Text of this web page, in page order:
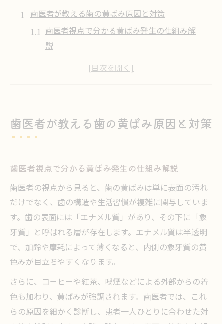
歯医者が教える歯の黄ばみ原因と対策
歯医者視点で分かる黄ばみ発生の仕組み解
説
歯の黄ばみの主な原因を歯医者がやさしく
は
歯医者が語る毎日磨いても黄ばむ真の原因
歯医者で判明する歯磨きだけでは落ちない
着色
歯医者が指摘する磨き方の見直しポイント
歯医者おすすめの歯間ケアと黄ばみ予防策
歯医者が説明する歯質や加齢の黄ばみ影響
手軽に試せる歯の黄ばみ除去方法とは
歯医者推奨の簡単セルフケアと黄ばみ対策
歯医者で相談できる市販ホワイトニング活
歯医者が教える歯の黄ばみ原因と対策
歯医者視点で分かる黄ばみ発生の仕組み解説
歯医者の視点から見ると、歯の黄ばみは単に表面の汚れ
だけでなく、歯の構造や生活習慣が複雑に関与していま
す。歯の表面には「エナメル質」があり、その下に「象
牙質」と呼ばれる層が存在します。エナメル質は半透明
で、加齢や摩耗によって薄くなると、内側の象牙質の黄
色みが目立ちやすくなります。
さらに、コーヒーや紅茶、喫煙などによる外部からの着
色も加わり、黄ばみが強調されます。歯医者では、これ
らの原因を細かく診断し、患者一人ひとりに合わせた対